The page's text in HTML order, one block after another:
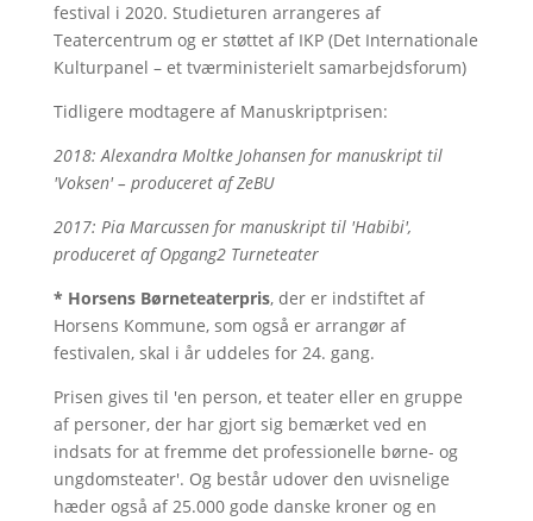
festival i 2020. Studieturen arrangeres af
Teatercentrum og er støttet af IKP (Det Internationale
Kulturpanel – et tværministerielt samarbejdsforum)
Tidligere modtagere af Manuskriptprisen:
2018: Alexandra Moltke Johansen for manuskript til
'Voksen' – produceret af ZeBU
2017: Pia Marcussen for manuskript til 'Habibi',
produceret af Opgang2 Turneteater
* Horsens Børneteaterpris, der er indstiftet af
Horsens Kommune, som også er arrangør af
festivalen, skal i år uddeles for 24. gang.
Prisen gives til 'en person, et teater eller en gruppe
af personer, der har gjort sig bemærket ved en
indsats for at fremme det professionelle børne- og
ungdomsteater'. Og består udover den uvisnelige
hæder også af 25.000 gode danske kroner og en